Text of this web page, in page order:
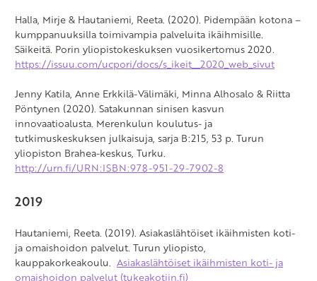
Halla, Mirje & Hautaniemi, Reeta. (2020). Pidempään kotona –
kumppanuuksilla toimivampia palveluita ikäihmisille.
Säikeitä. Porin yliopistokeskuksen vuosikertomus 2020.
https://issuu.com/ucpori/docs/s_ikeit__2020_web_sivut
Jenny Katila, Anne Erkkilä-Välimäki, Minna Alhosalo & Riitta
Pöntynen (2020). Satakunnan sinisen kasvun
innovaatioalusta. Merenkulun koulutus- ja
tutkimuskeskuksen julkaisuja, sarja B:215, 53 p. Turun
yliopiston Brahea-keskus, Turku.
http://urn.fi/URN:ISBN:978-951-29-7902-8
2019
Hautaniemi, Reeta. (2019). Asiakaslähtöiset ikäihmisten koti-
ja omaishoidon palvelut. Turun yliopisto,
kauppakorkeakoulu. Asiakaslähtöiset ikäihmisten koti- ja
omaishoidon palvelut (tukeakotiin.fi)